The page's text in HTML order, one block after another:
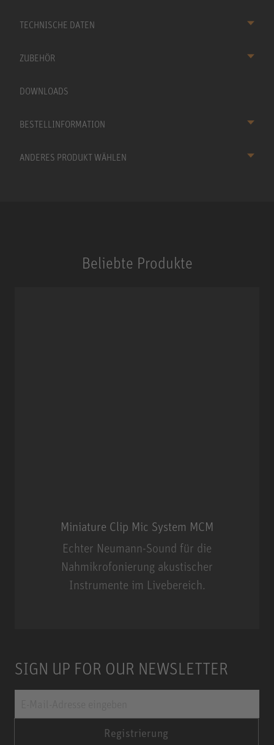
TECHNISCHE DATEN
ZUBEHÖR
DOWNLOADS
BESTELLINFORMATION
ANDERES PRODUKT WÄHLEN
Beliebte Produkte
Miniature Clip Mic System MCM
Echter Neumann-Sound für die
Nahmikrofonierung akustischer
Instrumente im Livebereich.
SIGN UP FOR OUR NEWSLETTER
Registrierung